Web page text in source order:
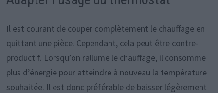
Il est courant de couper complètement le chauffage en
quittant une pièce. Cependant, cela peut être contre-
productif. Lorsqu’on rallume le chauffage, il consomme
plus d’énergie pour atteindre à nouveau la température
souhaitée. Il est donc préférable de baisser légèrement